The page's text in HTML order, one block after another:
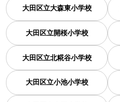
大田区立大森東小学校
大田区立開桜小学校
大田区立北糀谷小学校
大田区立小池小学校